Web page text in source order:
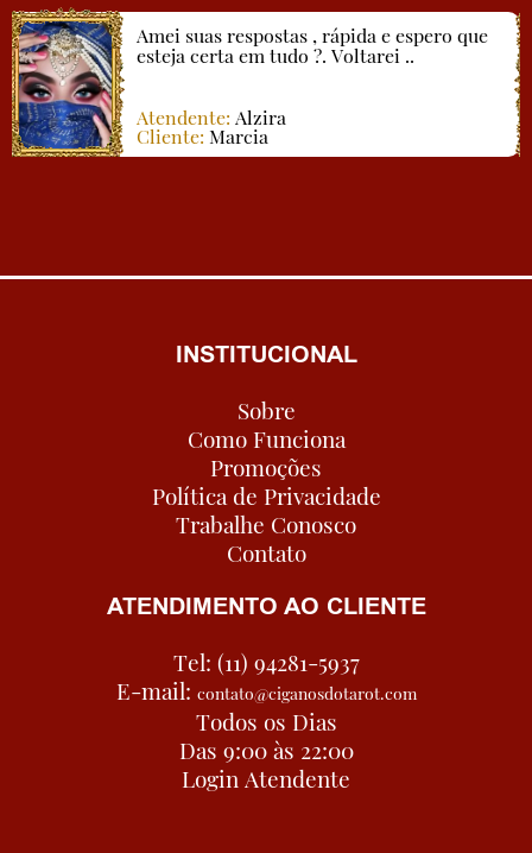
Amei suas respostas , rápida e espero que
esteja certa em tudo ?. Voltarei ..
Atendente: Alzira
Cliente: Marcia
INSTITUCIONAL
Sobre
Como Funciona
Promoções
Política de Privacidade
Trabalhe Conosco
Contato
ATENDIMENTO AO CLIENTE
Tel: (11) 94281-5937
E-mail: contato@ciganosdotarot.com
Todos os Dias
Das 9:00 às 22:00
Login Atendente